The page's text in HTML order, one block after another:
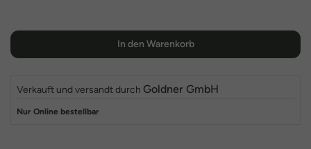
In den Warenkorb
Verkauft und versandt durch Goldner GmbH
Nur Online bestellbar